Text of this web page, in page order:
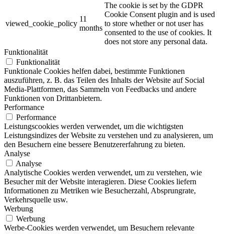
viewed_cookie_policy
11
months
The cookie is set by the GDPR
Cookie Consent plugin and is used
to store whether or not user has
consented to the use of cookies. It
does not store any personal data.
Funktionalität
Funktionalität
Funktionale Cookies helfen dabei, bestimmte Funktionen
auszuführen, z. B. das Teilen des Inhalts der Website auf Social
Media-Plattformen, das Sammeln von Feedbacks und andere
Funktionen von Drittanbietern.
Performance
Performance
Leistungscookies werden verwendet, um die wichtigsten
Leistungsindizes der Website zu verstehen und zu analysieren, um
den Besuchern eine bessere Benutzererfahrung zu bieten.
Analyse
Analyse
Analytische Cookies werden verwendet, um zu verstehen, wie
Besucher mit der Website interagieren. Diese Cookies liefern
Informationen zu Metriken wie Besucherzahl, Absprungrate,
Verkehrsquelle usw.
Werbung
Werbung
Werbe-Cookies werden verwendet, um Besuchern relevante